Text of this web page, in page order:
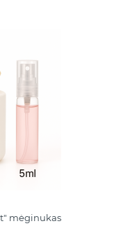
mėginukas